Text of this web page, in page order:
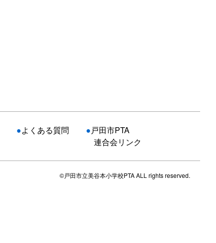
●よくある質問 ●戸田市PTA
連合会リンク
©戸田市立美谷本小学校PTA ALL rights reserved.